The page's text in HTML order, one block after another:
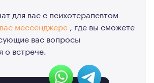
для вас с психотерапевтом
мессенджере , где вы сможете
вас вопросы
о встрече.